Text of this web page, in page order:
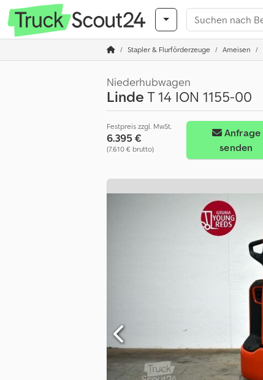
Stapler & Flurförderzeuge Ameisen
Niederhubwagen
LindeT 14 ION 1155-00
Festpreis zzgl. MwSt.
6.395 €
(7.610 € brutto)
Anfrage
senden